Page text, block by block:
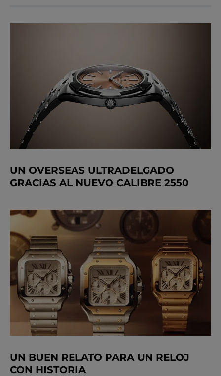
UN OVERSEAS ULTRADELGADO
GRACIAS AL NUEVO CALIBRE 2550
UN BUEN RELATO PARA UN RELOJ
CON HISTORIA